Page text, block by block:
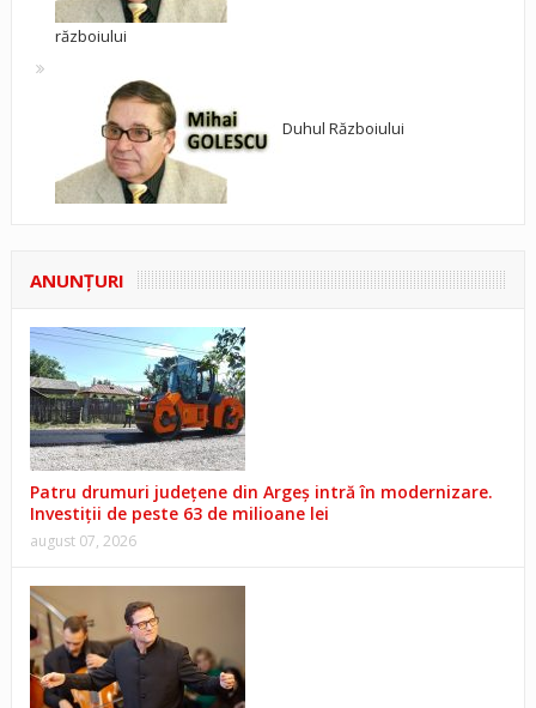
războiului
Duhul Războiului
ANUNŢURI
Patru drumuri județene din Argeș intră în modernizare.
Investiții de peste 63 de milioane lei
august 07, 2026